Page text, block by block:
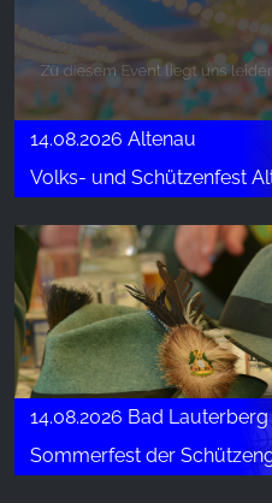
14.08.2026 Altenau
Volks- und Schützenfest
14.08.2026 Bad
Sommerfest der
_ga, _gid, _gac_gb_
Provider:
Google LLC
Purpose:
收集关于网站使用的统计
Cookie duration: